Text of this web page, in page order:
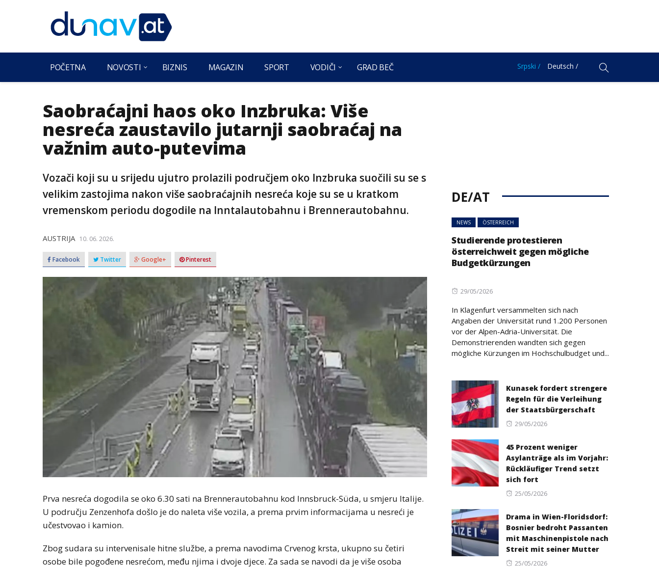
POČETNA NOVOSTI BIZNIS MAGAZIN SPORT VODIČI GRAD BEČ Srpski / Deutsch /
Saobraćajni haos oko Inzbruka: Više
nesreća zaustavilo jutarnji saobraćaj na
važnim auto-putevima
Vozači koji su u srijedu ujutro prolazili područjem oko Inzbruka suočili su se s
velikim zastojima nakon više saobraćajnih nesreća koje su se u kratkom
vremenskom periodu dogodile na Inntalautobahnu i Brennerautobahnu.
AUSTRIJA 10. 06. 2026.
Facebook Twitter Google+ Pinterest
Prva nesreća dogodila se oko 6.30 sati na Brennerautobahnu kod Innsbruck-Süda, u smjeru Italije.
U području Zenzenhofa došlo je do naleta više vozila, a prema prvim informacijama u nesreći je
učestvovao i kamion.
Zbog sudara su intervenisale hitne službe, a prema navodima Crvenog krsta, ukupno su četiri
osobe bile pogođene nesrećom, među njima i dvoje djece. Za sada se navodi da je više osoba
DE/AT
NEWS ÖSTERREICH
Studierende protestieren
österreichweit gegen mögliche
Budgetkürzungen
Posted
29/05/2026
In Klagenfurt versammelten sich nach
Angaben der Universität rund 1.200 Personen
vor der Alpen-Adria-Universität. Die
Demonstrierenden wandten sich gegen
mögliche Kürzungen im Hochschulbudget und...
Kunasek fordert strengere
Regeln für die Verleihung
der Staatsbürgerschaft
Posted
29/05/2026
45 Prozent weniger
Asylanträge als im Vorjahr:
Rückläufiger Trend setzt
sich fort
Posted
25/05/2026
Drama in Wien-Floridsdorf:
Bosnier bedroht Passanten
mit Maschinenpistole nach
Streit mit seiner Mutter
Posted
25/05/2026